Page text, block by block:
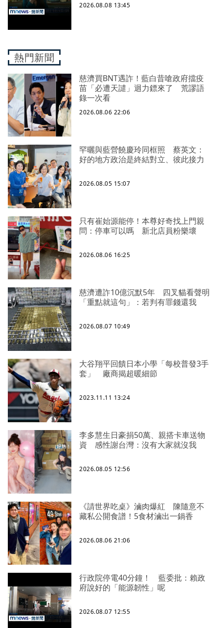
2026.08.08 13:45
熱門新聞
慈濟買BNT遇詐！藍白昔嗆政府擋疫
苗「必遭天譴」迴力鏢來了 荒謬語
錄一次看
2026.08.06 22:06
罕曬與藍營饒慶玲同框照 蔡英文：
好的地方政治是終結對立、彼此接力
2026.08.05 15:07
只有崔始源能停！本尊好奇找上門親
問：停車可以嗎 新北店員粉樂壞
2026.08.06 16:25
慈濟遭詐10億沉默5年 四叉貓看聲明
「重點就這句」：若判有罪錢還我
2026.08.07 10:49
大谷翔平回饋日本小學「每校普發3手
套」 廠商揭超暖細節
2023.11.11 13:24
李多慧生日豪捐50萬、親搭卡車送物
資 感性謝台灣：沒有大家就沒我
2026.08.05 12:56
《請世界吃桌》滷肉爆紅 陳隨意不
藏私公開食譜！5食材滷出一鍋香
2026.08.06 21:06
行政院停電40分鐘！ 藍委批：賴政
府說好的「能源韌性」呢
2026.08.07 12:55